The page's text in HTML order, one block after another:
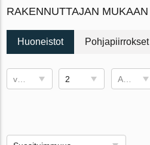
RAKENNUTTAJAN MUKAAN
Huoneistot Pohjapiirrokset
2 Asuintila